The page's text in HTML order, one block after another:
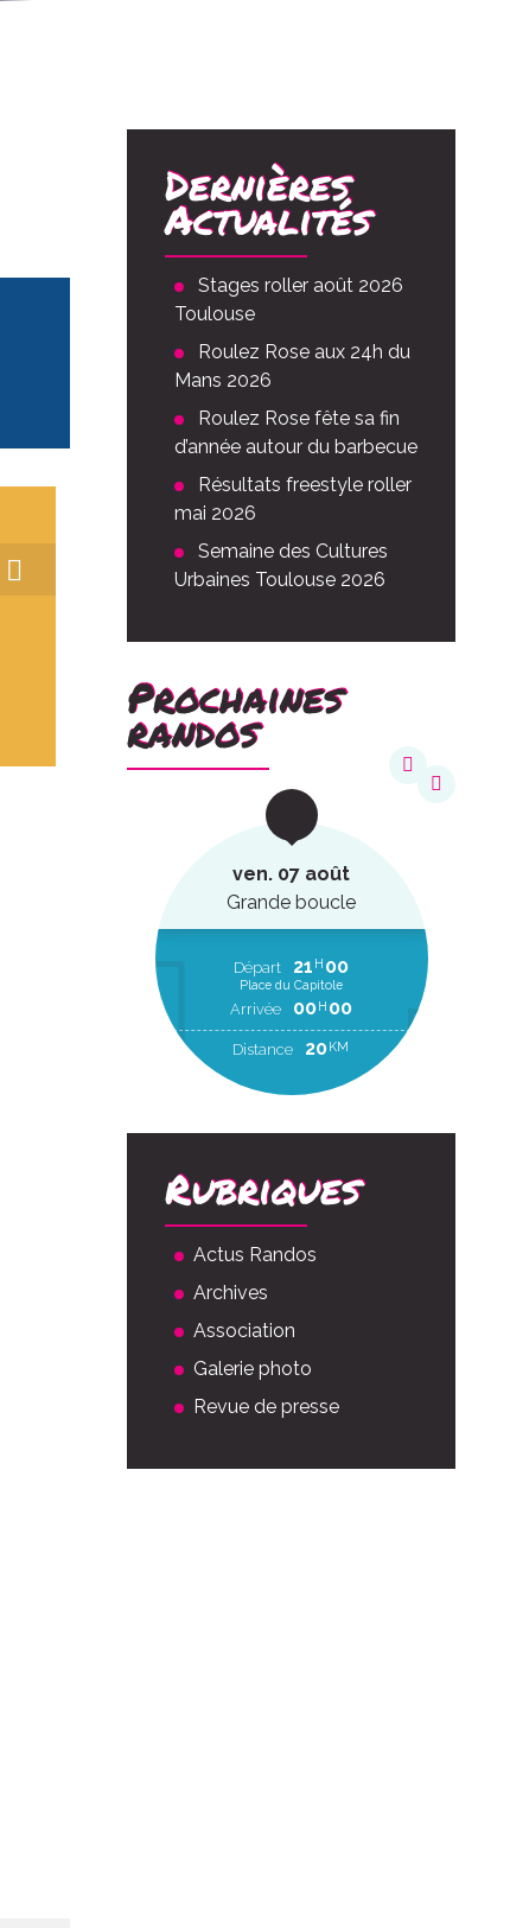
Dernières
Actualités
Stages roller août 2026
Toulouse
Roulez Rose aux 24h du
Mans 2026
Roulez Rose fête sa fin
d’année autour du barbecue
Résultats freestyle roller
mai 2026
Semaine des Cultures
Urbaines Toulouse 2026
Prochaines
randos
ven. 07 août
Grande boucle
Départ 21 H 00
Place du Capitole
Arrivée 00H 00
Distance 20KM
Rubriques
Actus Randos
Archives
Association
Galerie photo
Revue de presse